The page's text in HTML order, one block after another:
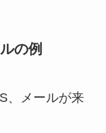
の例
、メールが来